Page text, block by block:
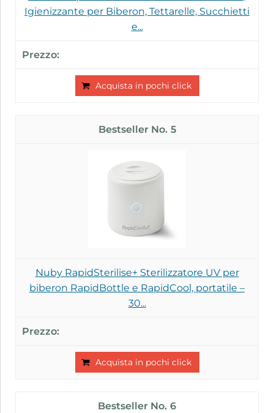
Igienizzante per Biberon, Tettarelle, Succhietti
e...
Acquista in pochi click
5
Nuby RapidSterilise+ Sterilizzatore UV per
biberon RapidBottle e RapidCool, portatile –
30...
Acquista in pochi click
6